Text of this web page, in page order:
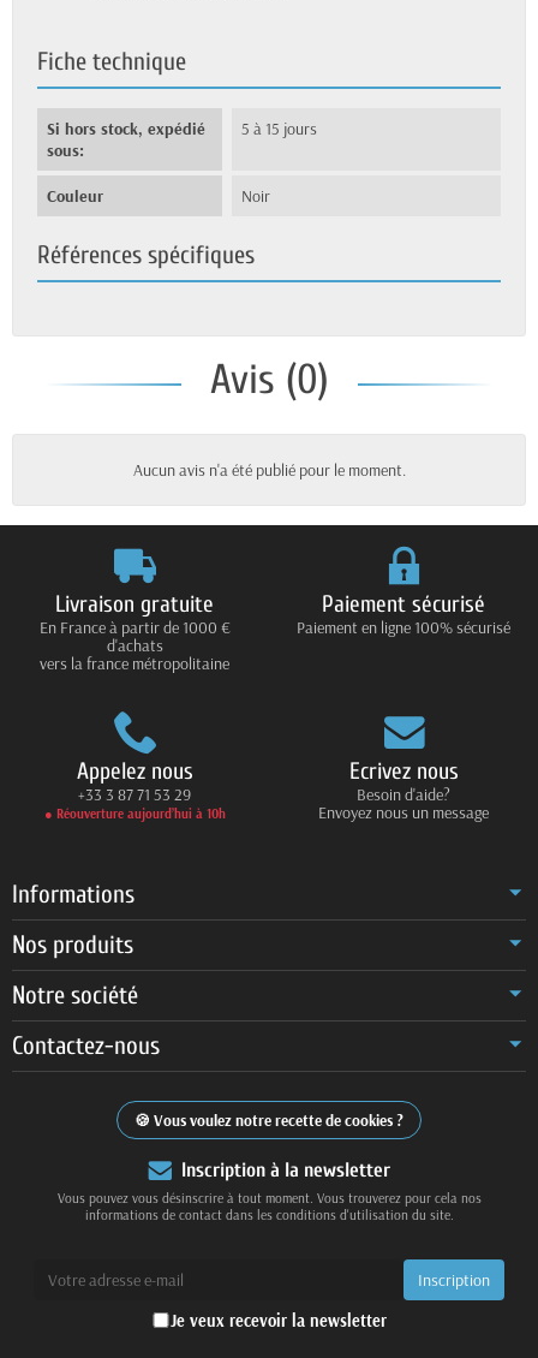
Fiche technique
Si hors stock, expédié
sous:
5 à 15 jours
Couleur Noir
Références spécifiques
Avis (0)
Aucun avis n'a été publié pour le moment.
Livraison gratuite
En France à partir de 1000 €
d'achats
vers la france métropolitaine
Paiement sécurisé
Paiement en ligne 100% sécurisé
Appelez nous
+33 3 87 71 53 29
● Réouverture aujourd’hui à 10h
Ecrivez nous
Besoin d'aide?
Envoyez nous un message
Informations
Nos produits
Notre société
Contactez-nous
Vous voulez notre recette de cookies ?
Inscription à la newsletter
Vous pouvez vous désinscrire à tout moment. Vous trouverez pour cela nos
informations de contact dans les conditions d'utilisation du site.
Je veux recevoir la newsletter